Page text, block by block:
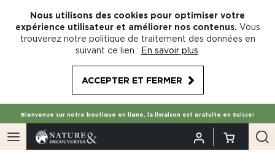
Nous utilisons des cookies pour optimiser votre
expérience utilisateur et améliorer nos contenus. Vous
trouverez notre politique de traitement des données en
suivant ce lien : En savoir plus
ACCEPTER ET FERMER
Bienvenue sur notre boutique en ligne, la livraison est gratuite en Suisse!